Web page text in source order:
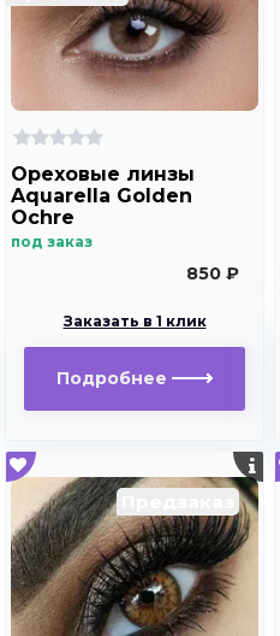
Ореховые линзы
Aquarella Golden
Ochre
под заказ
850 ₽
Заказать в 1 клик
Подробнее